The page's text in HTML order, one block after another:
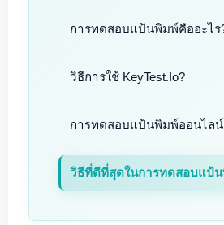
การทดสอบแป้นพิมพ์คืออะไร
วิธีการใช้ KeyTest.io?
การทดสอบแป้นพิมพ์ออนไลน์
วิธีที่ดีที่สุดในการทดสอบแป้